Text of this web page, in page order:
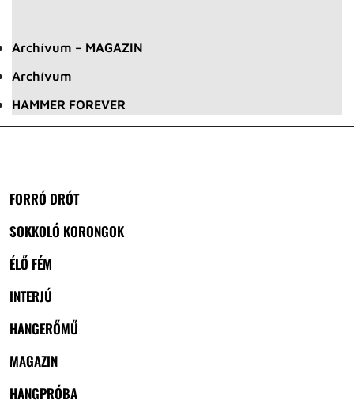
Archívum – MAGAZIN
Archívum
HAMMER FOREVER
FORRÓ DRÓT
SOKKOLÓ KORONGOK
ÉLŐ FÉM
INTERJÚ
HANGERŐMŰ
MAGAZIN
HANGPRÓBA